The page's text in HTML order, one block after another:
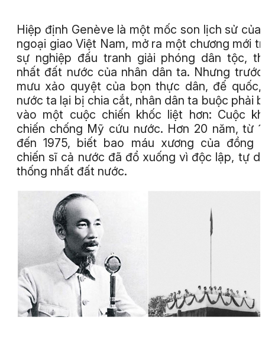
Hiệp định Genève là một mốc son lịch sử của
ngoại giao Việt Nam, mở ra một chương mới
sự nghiệp đấu tranh giải phóng dân tộc,
nhất đất nước của nhân dân ta. Nhưng
mưu xảo quyệt của bọn thực dân, đế
nước ta lại bị chia cắt, nhân dân ta buộc phải
vào một cuộc chiến khốc liệt hơn: Cuộc
chiến chống Mỹ cứu nước. Hơn 20 năm, từ
đến 1975, biết bao máu xương của đồng
chiến sĩ cả nước đã đổ xuống vì độc lập, tự
thống nhất đất nước.